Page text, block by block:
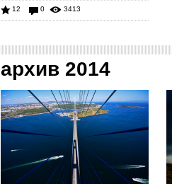
12 0 3413
архив 2014